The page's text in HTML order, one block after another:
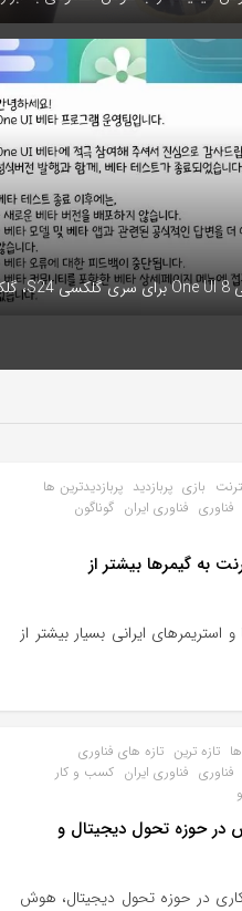
بازی پربازدید پربازدیدترین ها
فناوری فناوری ایران گوناگون
به گیمرها بیشتر از
ایرانی بسیار بیشتر از
تازه ترین تازه های فناوری
فناوری فناوری ایران کسب و کار
در حوزه تحول دیجیتال و
در حوزه تحول دیجیتال، هوش